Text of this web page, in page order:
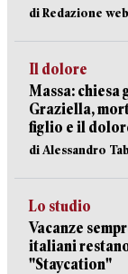
di Redazione web
Il dolore
Massa: chiesa
Graziella,
figlio e il
di Alessandro
Lo studio
Vacanze
italiani
"Staycation"